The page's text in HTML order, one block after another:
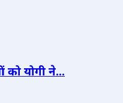
को योगी ने...